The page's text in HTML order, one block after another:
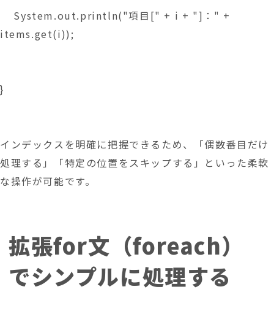
System.out.println("項目[" + i + "]：" +
items.get(i));
}
インデックスを明確に把握できるため、「偶数番目だけ
処理する」「特定の位置をスキップする」といった柔軟
な操作が可能です。
拡張for文（foreach）
でシンプルに処理する